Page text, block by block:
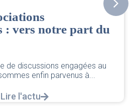
: vers notre part du
de discussions engagées au
enfin parvenus à...
Lire l'actu